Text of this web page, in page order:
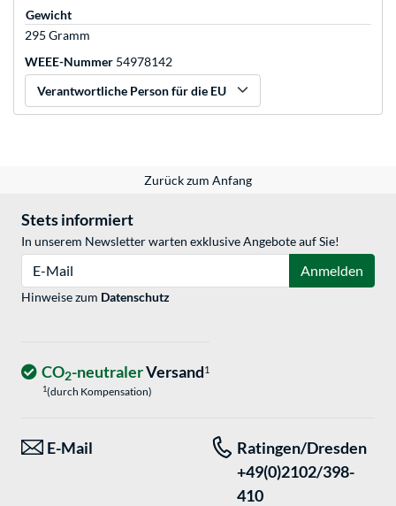
Gewicht
295 Gramm
WEEE-Nummer 54978142
Verantwortliche Person für die EU
Zurück zum Anfang
Stets informiert
In unserem Newsletter warten exklusive Angebote auf Sie!
Anmelden
Hinweise zum Datenschutz
CO2-neutralerVersand1
1(durch Kompensation)
E-Mail
Ratingen/Dresden
+49(0)2102/398-
410